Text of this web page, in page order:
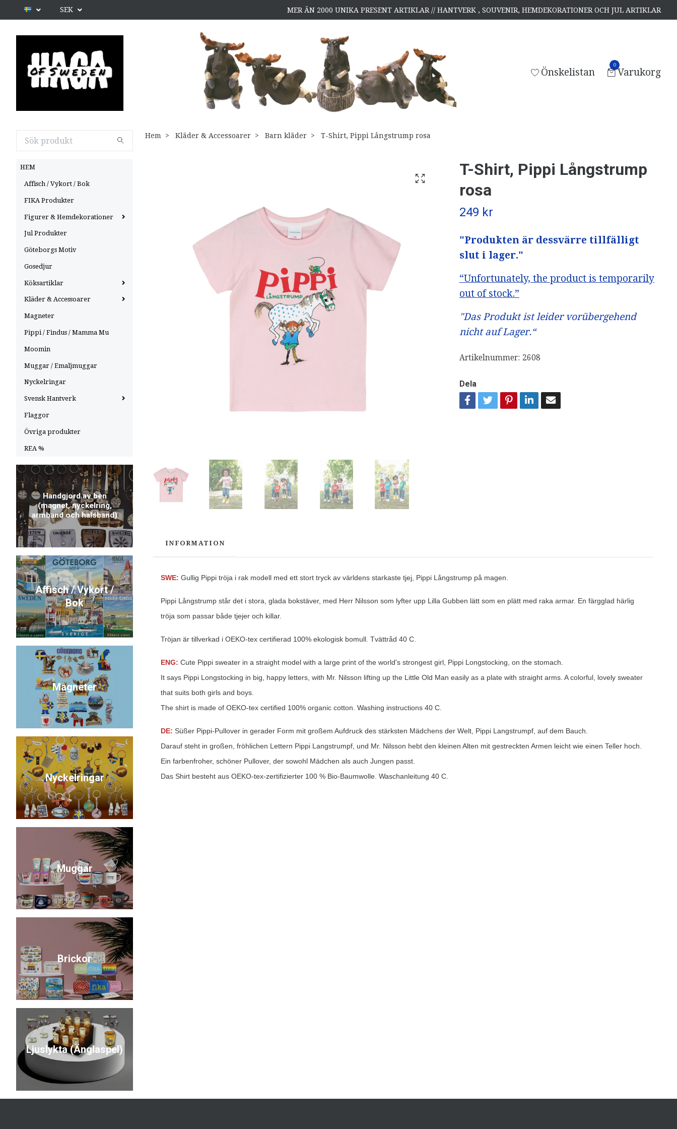
SEK MER ÄN 2000 UNIKA PRESENT ARTIKLAR // HANTVERK , SOUVENIR, HEMDEKORATIONER OCH JUL ARTIKLAR
Önskelistan
0
Varukorg
HEM
Affisch / Vykort / Bok
FIKA Produkter
Figurer & Hemdekorationer
Jul Produkter
Göteborgs Motiv
Gosedjur
Köksartiklar
Kläder & Accessoarer
Magneter
Pippi / Findus / Mamma Mu
Moomin
Muggar / Emaljmuggar
Nyckelringar
Svensk Hantverk
Flaggor
Övriga produkter
REA %
Handgjord av ben
(magnet, nyckelring,
armband och halsband)
Affisch / Vykort /
Bok
Magneter
Nyckelringar
Muggar
Brickor
Ljuslykta (Änglaspel)
Hem Kläder & Accessoarer Barn kläder T-Shirt, Pippi Långstrump rosa
T-Shirt, Pippi Långstrump
rosa
249 kr
"Produkten är dessvärre tillfälligt
slut i lager."
“Unfortunately, the product is temporarily
out of stock.”
"Das Produkt ist leider vorübergehend
nicht auf Lager.“
Artikelnummer: 2608
Dela
INFORMATION
SWE: Gullig Pippi tröja i rak modell med ett stort tryck av världens starkaste tjej, Pippi Långstrump på magen.
Pippi Långstrump står det i stora, glada bokstäver, med Herr Nilsson som lyfter upp Lilla Gubben lätt som en plätt med raka armar. En färgglad härlig
tröja som passar både tjejer och killar.
Tröjan är tillverkad i OEKO-tex certifierad 100% ekologisk bomull. Tvättråd 40 C.
ENG: Cute Pippi sweater in a straight model with a large print of the world's strongest girl, Pippi Longstocking, on the stomach.
It says Pippi Longstocking in big, happy letters, with Mr. Nilsson lifting up the Little Old Man easily as a plate with straight arms. A colorful, lovely sweater
that suits both girls and boys.
The shirt is made of OEKO-tex certified 100% organic cotton. Washing instructions 40 C.
DE: Süßer Pippi-Pullover in gerader Form mit großem Aufdruck des stärksten Mädchens der Welt, Pippi Langstrumpf, auf dem Bauch.
Darauf steht in großen, fröhlichen Lettern Pippi Langstrumpf, und Mr. Nilsson hebt den kleinen Alten mit gestreckten Armen leicht wie einen Teller hoch.
Ein farbenfroher, schöner Pullover, der sowohl Mädchen als auch Jungen passt.
Das Shirt besteht aus OEKO-tex-zertifizierter 100 % Bio-Baumwolle. Waschanleitung 40 C.